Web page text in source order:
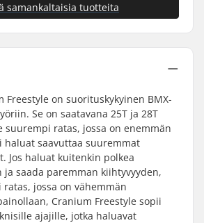
samankaltaisia tuotteita
Freestyle on suorituskykyinen BMX-
Se on saatavana 25T ja 28T
suurempi ratas, jossa on enemmän
haluat saavuttaa suuremmat
Jos haluat kuitenkin polkea
ja saada paremman kiihtyvyyden,
jossa on vähemmän
Cranium Freestyle sopii
ajajille, jotka haluavat